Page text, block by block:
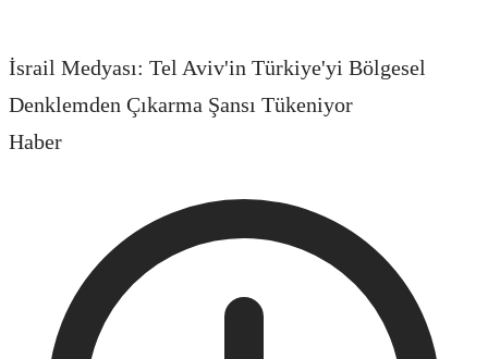
İsrail Medyası: Tel Aviv'in Türkiye'yi Bölgesel
Denklemden Çıkarma Şansı Tükeniyor
Haber